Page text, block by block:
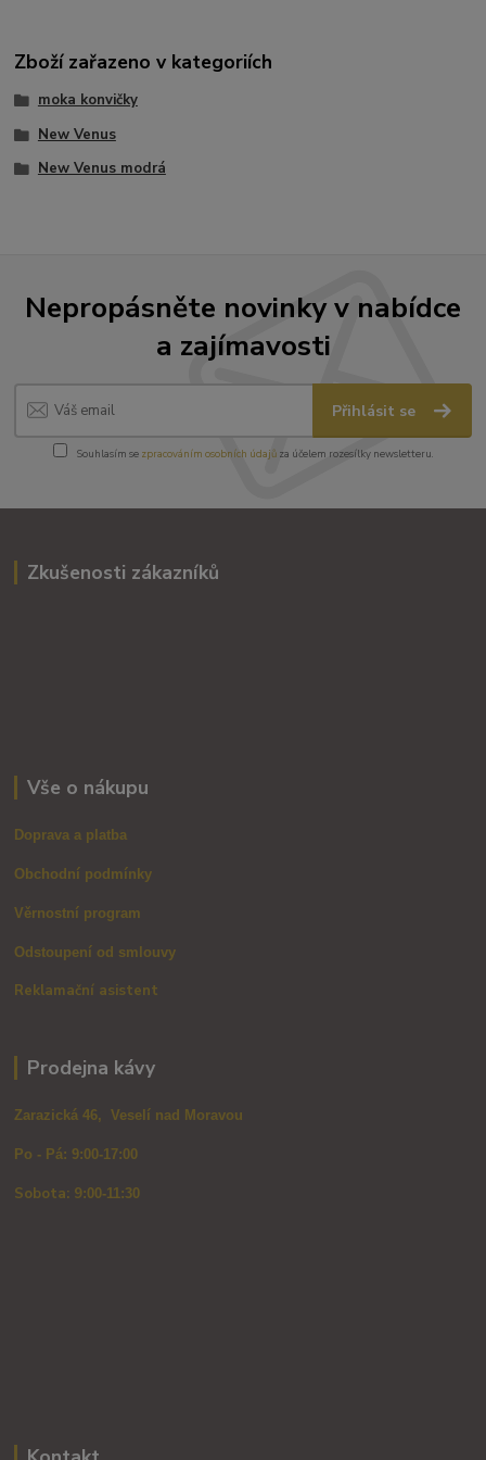
Zboží zařazeno v kategoriích
moka konvičky
New Venus
New Venus modrá
Nepropásněte novinky v nabídce
a zajímavosti
Přihlásit se
Souhlasím se zpracováním osobních údajůza účelem rozesílky newsletteru.
Zkušenosti zákazníků
Vše o nákupu
Doprava a platba
Obchodní podmínky
Věrnostní program
Odstoupení od smlouvy
Reklamační asistent
Prodejna kávy
Zarazická 46, Veselí nad Moravou
Po - Pá: 9:00-17:00
Sobota: 9:00-11:30